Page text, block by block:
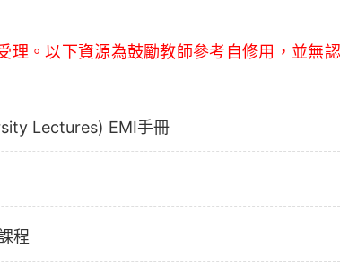
。以下資源為鼓勵教師參考自修用，並無
Lectures) EMI手冊
程